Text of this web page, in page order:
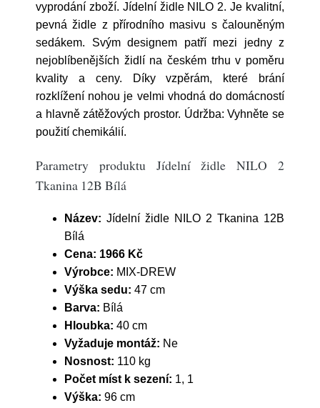
vyprodání zboží. Jídelní židle NILO 2. Je kvalitní,
pevná židle z přírodního masivu s čalouněným
sedákem. Svým designem patří mezi jedny z
nejoblíbenějších židlí na českém trhu v poměru
kvality a ceny. Díky vzpěrám, které brání
rozklížení nohou je velmi vhodná do domácností
a hlavně zátěžových prostor. Údržba: Vyhněte se
použití chemikálií.
Parametry produktu Jídelní židle NILO 2
Tkanina 12B Bílá
Název: Jídelní židle NILO 2 Tkanina 12B
Bílá
Cena: 1966 Kč
Výrobce: MIX-DREW
Výška sedu: 47 cm
Barva: Bílá
Hloubka: 40 cm
Vyžaduje montáž: Ne
Nosnost: 110 kg
Počet míst k sezení: 1, 1
Výška: 96 cm